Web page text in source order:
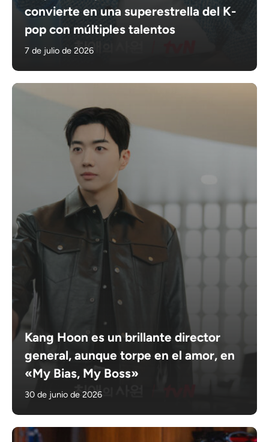
convierte en una superestrella del K-
pop con múltiples talentos
7 de julio de 2026
Kang Hoon es un brillante director
general, aunque torpe en el amor, en
«My Bias, My Boss»
30 de junio de 2026